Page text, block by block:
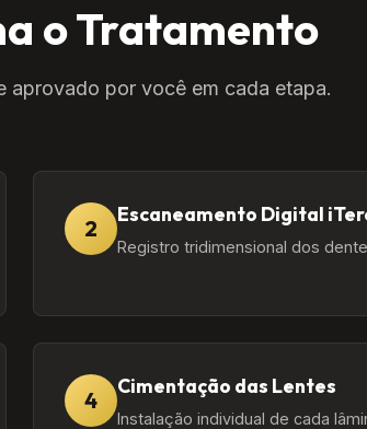
o Tratamento
aprovado por você em cada etapa.
2
Escaneamento Digital
Registro tridimensional dos
4
Cimentação das Lentes
Instalação individual de cada